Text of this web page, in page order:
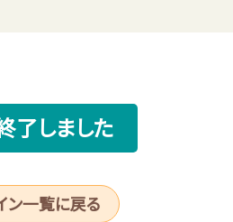
了しました
ン一覧に戻る